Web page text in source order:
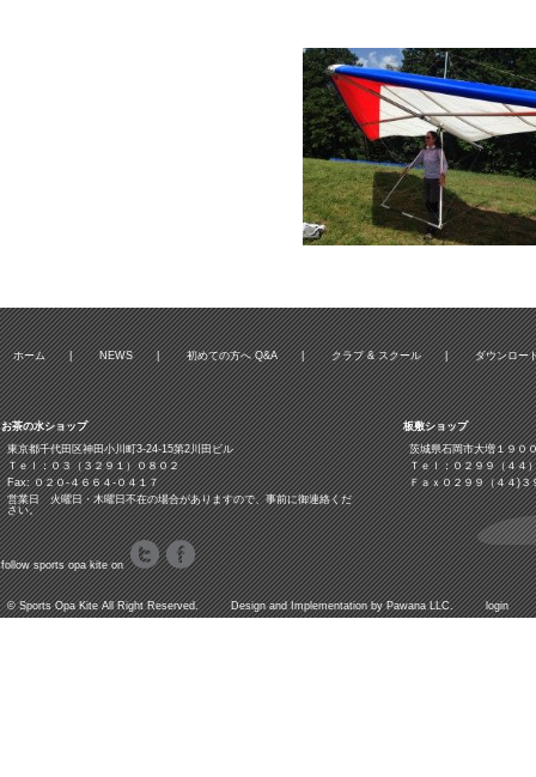
ホーム | NEWS | 初めての方へ Q&A | クラブ & スクール | ダウンロー
お茶の水ショップ
東京都千代田区神田小川町3‐24‐15第2川田ビル
Ｔｅｌ：０３（３２９１）０８０２
Fax: ０２０-４６６４-０４１７
営業日 火曜日・木曜日不在の場合がありますので、事前に御連絡くだ
さい。
follow sports opa kite on
板敷ショップ
茨城県石岡市大増１９０
Ｔｅｌ：０２９９（４４
Ｆａｘ０２９９（４４)３
©Sports Opa KiteAll Right Reserved. Design and Implementation byPawana LLC. login